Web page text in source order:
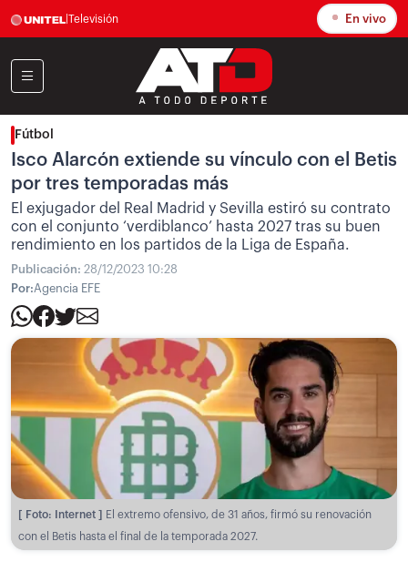
Televisión En vivo
Fútbol
Isco Alarcón extiende su vínculo con el Betis
por tres temporadas más
El exjugador del Real Madrid y Sevilla estiró su contrato
con el conjunto ‘verdiblanco’ hasta 2027 tras su buen
rendimiento en los partidos de la Liga de España.
Publicación: 28/12/2023 10:28
Por:Agencia EFE
[ Foto: Internet ]
El extremo ofensivo, de 31 años, firmó su renovación
con el Betis hasta el final de la temporada 2027.